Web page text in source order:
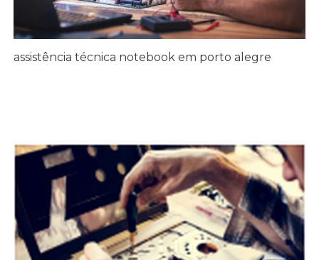
assistência técnica notebook em porto alegre